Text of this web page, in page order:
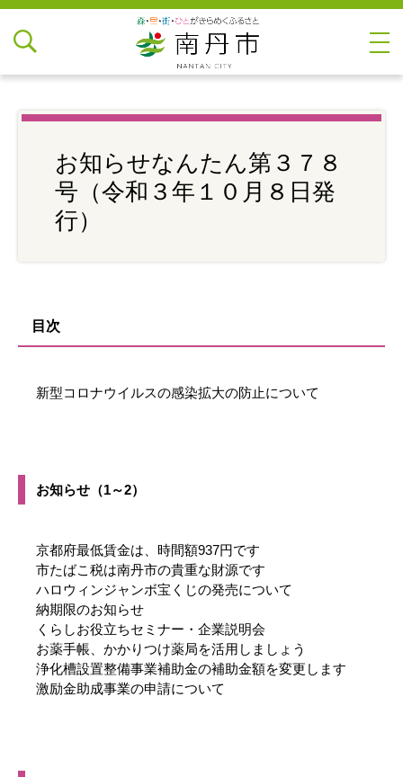
お知らせなんたん第３７８
号（令和３年１０月８日発
行）
目次
新型コロナウイルスの感染拡大の防止について
お知らせ（1～2）
京都府最低賃金は、時間額937円です
市たばこ税は南丹市の貴重な財源です
ハロウィンジャンボ宝くじの発売について
納期限のお知らせ
くらしお役立ちセミナー・企業説明会
お薬手帳、かかりつけ薬局を活用しましょう
浄化槽設置整備事業補助金の補助金額を変更します
激励金助成事業の申請について